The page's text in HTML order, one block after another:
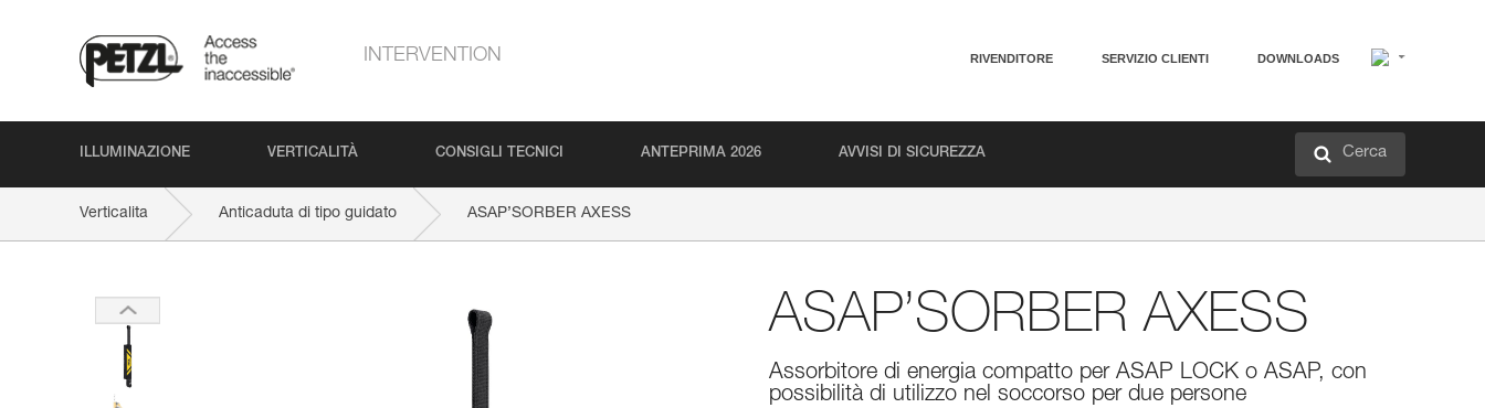
INTERVENTION RIVENDITORE SERVIZIO CLIENTI DOWNLOADS
ILLUMINAZIONE VERTICALITÀ CONSIGLI TECNICI ANTEPRIMA 2026 AVVISI DI SICUREZZA Cerca
Verticalita Anticaduta di tipo guidato ASAP’SORBER AXESS
ASAP’SORBER AXESS
Assorbitore di energia compatto per ASAP LOCK o ASAP, con
possibilità di utilizzo nel soccorso per due persone